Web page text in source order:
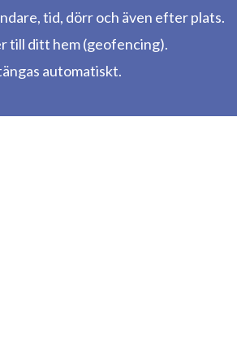
tid, dörr och även efter plats.
till ditt hem (geofencing).
automatiskt.